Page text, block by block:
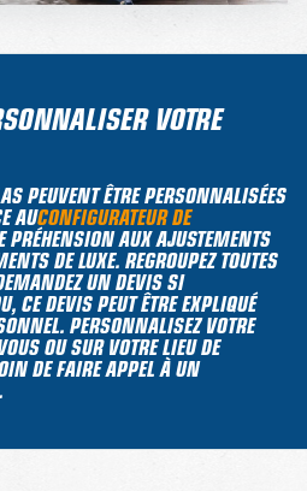
VOTRE
PEUVENT ÊTRE PERSONNALISÉES
AUCONFIGURATEUR DE
PRÉHENSION AUX AJUSTEMENTS
DE LUXE. REGROUPEZ TOUTES
UN DEVIS SI
CE DEVIS PEUT ÊTRE EXPLIQUÉ
PERSONNALISEZ VOTRE
OU SUR VOTRE LIEU DE
DE FAIRE APPEL À UN